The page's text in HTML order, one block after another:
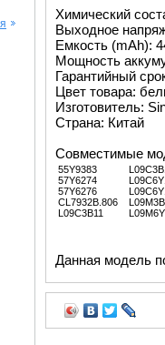
Химический
Выходное
Емкость (mAh):
Мощность
Гарантийный
Цвет товара:
Изготовитель:
Страна: Китай
Совместимые
55Y9383
57Y6274
57Y6276
CL7932B.806
L09C3B11
Данная модель